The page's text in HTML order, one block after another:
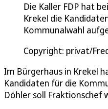
Die Kaller FDP hat
Krekel die
Kommunalwahl
Copyright: privat/
Im Bürgerhaus in Krekel
Kandidaten für die
Döhler soll Fraktionschef